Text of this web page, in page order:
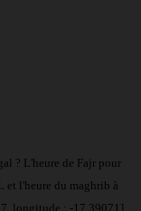
? L'heure de Fajr pour
l'heure du maghrib à
longitude : -17.39071]